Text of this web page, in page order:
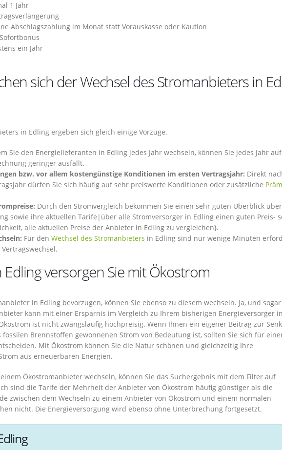
1 Jahr
Abschlagszahlung im Monat statt Vorauskasse oder Kaution
ein Jahr
sich der Wechsel des Stromanbieters in
in Edling ergeben sich gleich einige Vorzüge.
Sie den Energielieferanten in Edling jedes Jahr wechseln, können Sie jedes Jahr
geringer ausfällt.
bzw. vor allem kostengünstige Konditionen im ersten Vertragsjahr: Direkt
dürfen Sie sich häufig auf sehr preiswerte Konditionen oder zusätzliche
Durch den Stromvergleich bekommen Sie einen sehr guten Überblick
sowie ihre aktuellen Tarife|über alle Stromversorger in Edling einen guten Preis-
alle aktuellen Preise der Anbieter in Edling zu vergleichen}.
Für den Wechsel des Stromanbieters in Edling sind nur wenige Minuten
Edling versorgen Sie mit Ökostrom
in Edling bevorzugen, können Sie ebenso zu diesem wechseln. Ja, und
kann mit einer Ersparnis im Vergleich zu Ihrem bisherigen Energieversorger in
ist nicht zwangsläufig hochpreisig. Wenn Ihnen ein eigener Beitrag zur
Brennstoffen gewonnenen Strom von Bedeutung ist, sollten Sie sich für
Mit Ökostrom können Sie die Natur schönen und gleichzeitig Ihre
aus erneuerbaren Energien.
Ökostromanbieter wechseln, können Sie das Suchergebnis mit dem Filter auf
sind die Tarife der Mehrheit der Anbieter von Ökostrom häufig günstiger als die
zwischen dem Wechseln zu einem Anbieter von Ökostrom und einem normalen
nicht. Die Energieversorgung wird ebenso ohne Unterbrechung fortgesetzt.